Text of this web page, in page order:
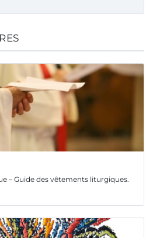
– Guide des vêtements liturgiques.